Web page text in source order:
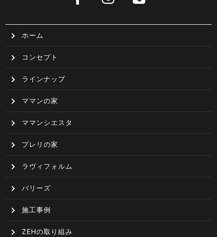
ホーム
コンセプト
ラインナップ
ママンの家
ママンシエスタ
プレリの家
ラヴィフォルム
バリーズ
施工事例
ZEHの取り組み